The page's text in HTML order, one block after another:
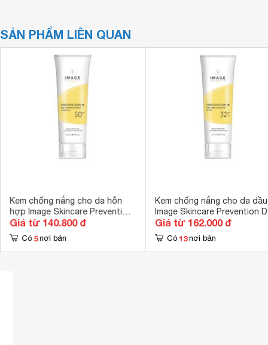
SẢN PHẨM LIÊN QUAN
Kem chống nắng cho da hỗn
hợp Image Skincare Prevention
Daily Ultimate Protection
Moisturizer SPF 50
Giá từ 140.800 đ
Có 5 nơi bán
Kem chống nắng cho da dầu
Image Skincare Prevention
Matte Moisturizer Oil Free
32
Giá từ 162.000 đ
Có 13 nơi bán